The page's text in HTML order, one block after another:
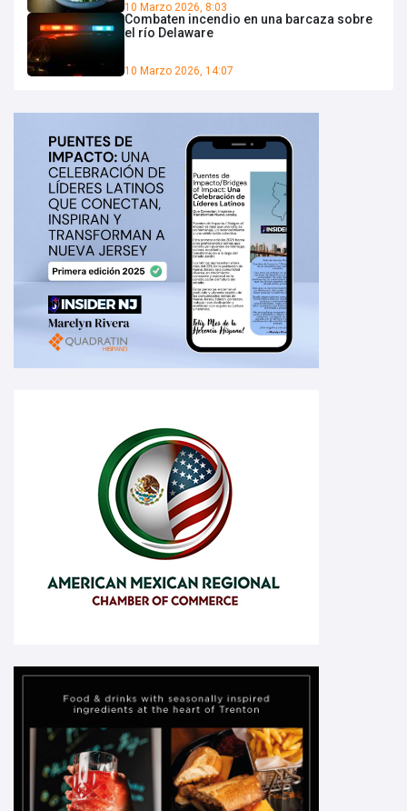
10 Marzo 2026, 8:03
Combaten incendio en una barcaza sobre
el río Delaware
10 Marzo 2026, 14:07